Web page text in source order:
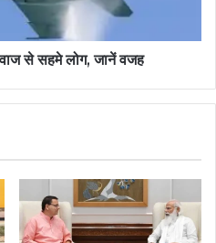
से सहमे लोग, जानें वजह